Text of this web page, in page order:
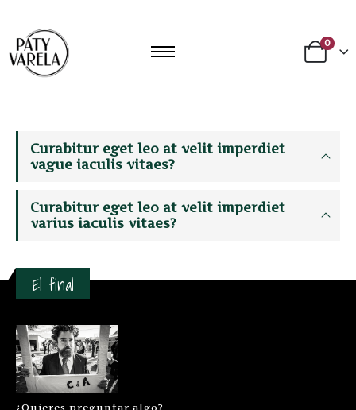
0
Curabitur eget leo at velit imperdiet
vague iaculis vitaes?
Curabitur eget leo at velit imperdiet
varius iaculis vitaes?
El final
¿Quieres preguntar algo?